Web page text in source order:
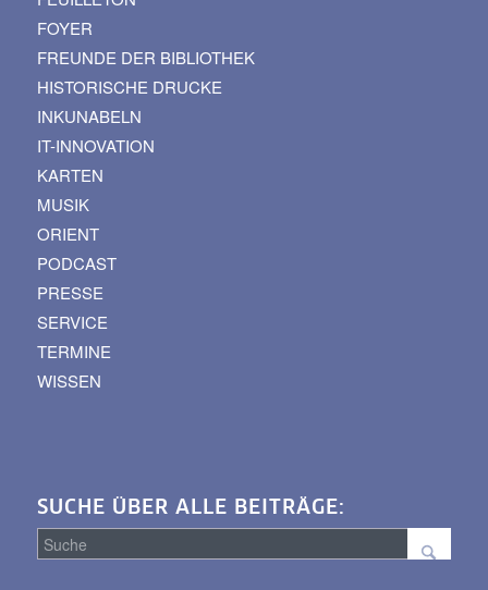
FOYER
FREUNDE DER BIBLIOTHEK
HISTORISCHE DRUCKE
INKUNABELN
IT-INNOVATION
KARTEN
MUSIK
ORIENT
PODCAST
PRESSE
SERVICE
TERMINE
WISSEN
SUCHE ÜBER ALLE BEITRÄGE: